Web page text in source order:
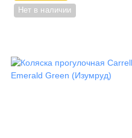
Нет в наличии